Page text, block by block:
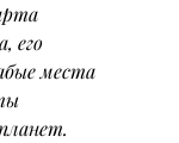
его
места